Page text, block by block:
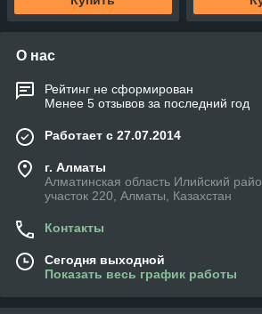
О нас
Рейтинг не сформирован
Менее 5 отзывов за последний год
Работает с 27.07.2014
г. Алматы
Алматинская область Илийский
участок 220, Алматы, Казахстан
Контакты
Сегодня выходной
Показать весь график работы